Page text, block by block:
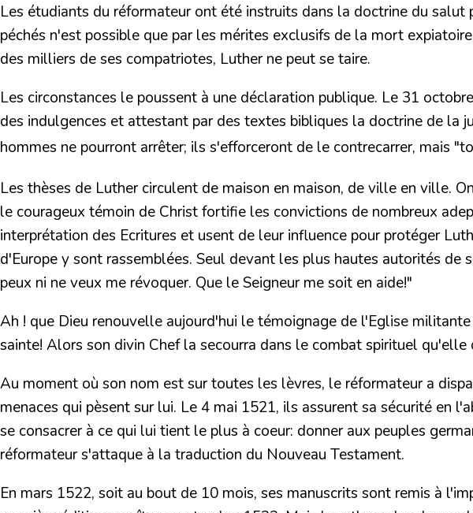
Les étudiants du réformateur ont été instruits dans la doctrine du salut
péchés n'est possible que par les mérites exclusifs de la mort
des milliers de ses compatriotes, Luther ne peut se taire.
Les circonstances le poussent à une déclaration publique. Le 31
des indulgences et attestant par des textes bibliques la doctrine de la
hommes ne pourront arrêter; ils s'efforceront de le contrecarrer, mais
Les thèses de Luther circulent de maison en maison, de ville en ville.
le courageux témoin de Christ fortifie les convictions de nombreux
interprétation des Ecritures et usent de leur influence pour protéger
d'Europe y sont rassemblées. Seul devant les plus hautes autorités de
peux ni ne veux me révoquer. Que le Seigneur me soit en aide!"
Ah ! que Dieu renouvelle aujourd'hui le témoignage de l'Eglise
sainte! Alors son divin Chef la secourra dans le combat spirituel
Au moment où son nom est sur toutes les lèvres, le réformateur a
menaces qui pèsent sur lui. Le 4 mai 1521, ils assurent sa sécurité en
se consacrer à ce qui lui tient le plus à coeur: donner aux peuples
réformateur s'attaque à la traduction du Nouveau Testament.
En mars 1522, soit au bout de 10 mois, ses manuscrits sont remis à